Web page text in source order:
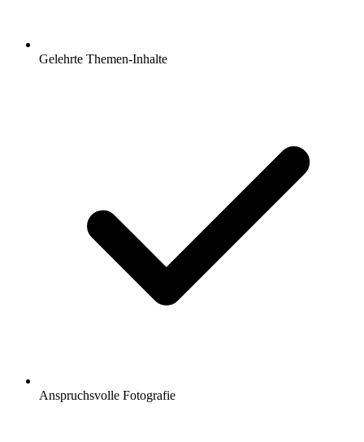
Gelehrte Themen-Inhalte
Anspruchsvolle Fotografie